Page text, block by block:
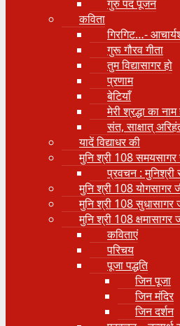
गुरु पद पूजन
कविता
गिरगिट…-
गुरू गौरव गीता
तुम विद्यासागर हो
प्रणाम
बेटियाँ
मेरी श्रद्धा का नाम
संत, साक्षात्
यादें विद्याधर की
मुनि श्री 108 समयसागर
प्रवचन : मुनिश्री
मुनि श्री 108 योगसागर
मुनि श्री 108 सुधासागर
मुनि श्री 108 क्षमासागर
कविताएं
परिचय
पूजा पद्धति
जिन पूजा
जिन मंदिर
जिन दर्शन